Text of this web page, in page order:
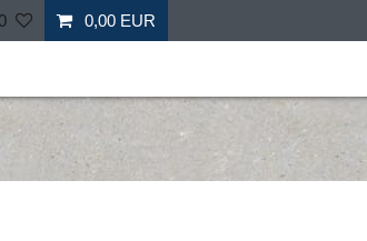
0,00 EUR
Fitness